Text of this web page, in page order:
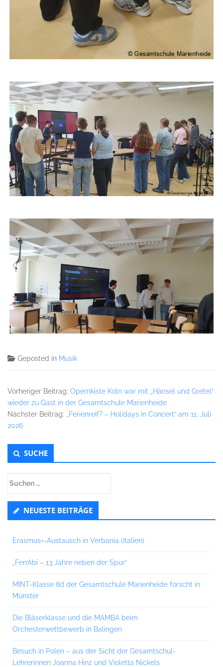
Geposted in Musik
Vorheriger Beitrag: Opernkiste Köln war mit „Hänsel und Gretel“
wieder zu Gast in der Gesamtschule Marienheide
Nächster Beitrag:
„Ferienreif? – Holidays in Concert“ am 11. Juli
2026
Untergeordnet
Seitenleiste
SUCHE
NEUESTE BEITRÄGE
Erasmus+-Austausch in Verbania (Italien)
„FerrAbi – 13 Jahre neben der Spur“
MINT-Klasse 8d der Gesamtschule Marienheide forscht in
Münster
Die Bläserklasse und die MAMBA beim
Orchesterwettbewerb in Balingen
Besuch in Polen – aus der Sicht der Gesamtschul-
Lehrerinnen Joanna Hinz und Violetta Nickels